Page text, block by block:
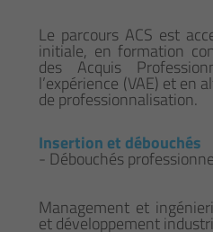
Le parcours ACS est
initiale, en formation
des Acquis
l’expérience (VAE) et en
de professionnalisation.
Insertion et débouchés
- Débouchés
Management et
et développement